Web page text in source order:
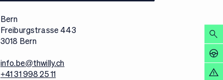
Bern
Freiburgstrasse 443
3018 Bern
info.be@thwilly.ch
+41 31 998 25 11